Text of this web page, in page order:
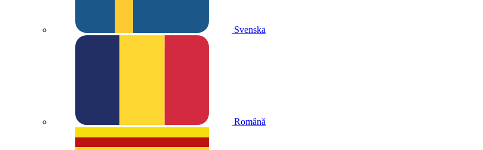
Svenska
Română